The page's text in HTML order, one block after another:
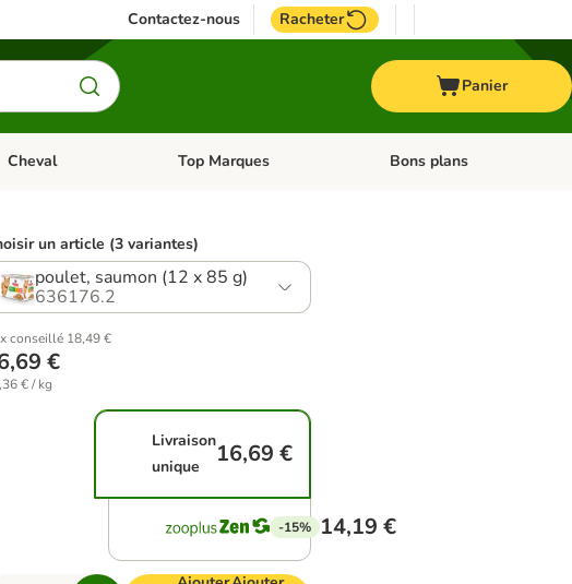
Contactez-nous Racheter
Panier
Dérouler les catégories: Oiseau
Cheval Dérouler les catégories: Cheval
Top Marques Dérouler les catégories: Top
Bons plans
un article (3 variantes)
poulet, saumon (12 x 85 g)
636176.2
conseillé 18,49 €
€
€ / kg
Livraison
unique
16,69 €
-15% 14,19 €